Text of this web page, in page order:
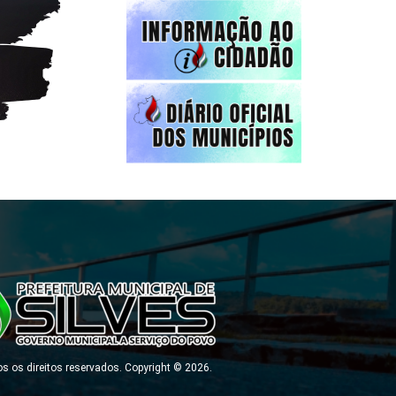
os direitos reservados. Copyright © 2026.